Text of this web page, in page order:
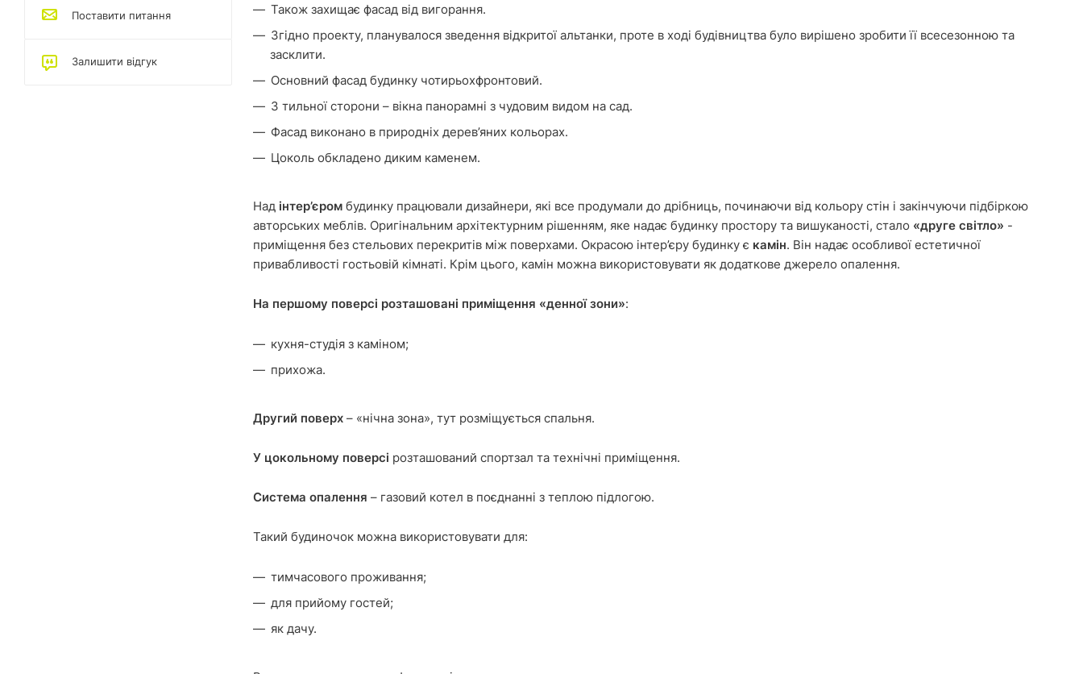
Також захищає фасад від вигорання.
Згідно проекту, планувалося зведення відкритої альтанки, проте в ході будівництва було вирішено зробити її всесезонною та
засклити.
Основний фасад будинку чотирьохфронтовий.
З тильної сторони – вікна панорамні з чудовим видом на сад.
Фасад виконано в природніх дерев’яних кольорах.
Цоколь обкладено диким каменем.
Над інтер’єром будинку працювали дизайнери, які все продумали до дрібниць, починаючи від кольору стін і закінчуючи підбіркою
авторських меблів. Оригінальним архітектурним рішенням, яке надає будинку простору та вишуканості, стало «друге світло» -
приміщення без стельових перекритів між поверхами. Окрасою інтер’єру будинку є камін. Він надає особливої естетичної
привабливості гостьовій кімнаті. Крім цього, камін можна використовувати як додаткове джерело опалення.
На першому поверсі розташовані приміщення «денної зони»:
кухня-студія з каміном;
прихожа.
Другий поверх – «нічна зона», тут розміщується спальня.
У цокольному поверсі розташований спортзал та технічні приміщення.
Система опалення – газовий котел в поєднанні з теплою підлогою.
Такий будиночок можна використовувати для:
тимчасового проживання;
для прийому гостей;
як дачу.
Поставити питання
Залишити відгук